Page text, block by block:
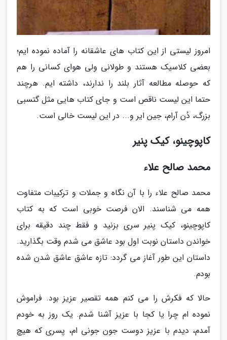
امروز لیستی از این کتاب های عاشقانه را آماده نموده ایم؛
بعضی کلاسیک هستند و طولانی ولی هوای کسانی را هم
که حوصله مطالعه آثار بلند را ندارند، داشته ایم. هرچند
حتما این لیست ناقص است و جای کتاب هایی مثل گتسبی
بزرگ، دُن آرام، جین ایر و... در این لیست خالی است.
کاپوچینو، کیک پنیر
محمد صالح علاء
محمد صالح علاء را با آن نگاه و جملات و ترکیبات متفاوت
همه می شناسند. الان فرصت خوبی است که به کتاب
کاپوچینو، کیک پنیر سری بزنید و فقط چند دقیقه برای
خواندن داستان نوبت اول بود عاشق می شدم وقت بگذارید.
داستان این طور آغاز می گردد: تازه عاشق عاشق شدن شده
بودم.
حالا که فکرش را می کنم همه تقصیر عزیز بود. فراموش
نموده ام چرا یا کجا با عزیز آشنا شدم. یک روز به خودم
آمدم، دیدم با عزیز دوست جون جونی ام، پسری که هیچ